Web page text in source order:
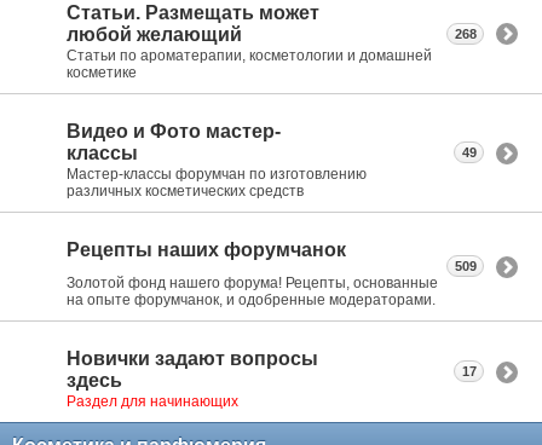
Статьи. Размещать может
любой желающий
Статьи по ароматерапии, косметологии и домашней
косметике
268
Видео и Фото мастер-
классы
Мастер-классы форумчан по изготовлению
различных косметических средств
49
Рецепты наших форумчанок
Золотой фонд нашего форума! Рецепты, основанные
на опыте форумчанок, и одобренные модераторами.
509
Новички задают вопросы
здесь
Раздел для начинающих
17